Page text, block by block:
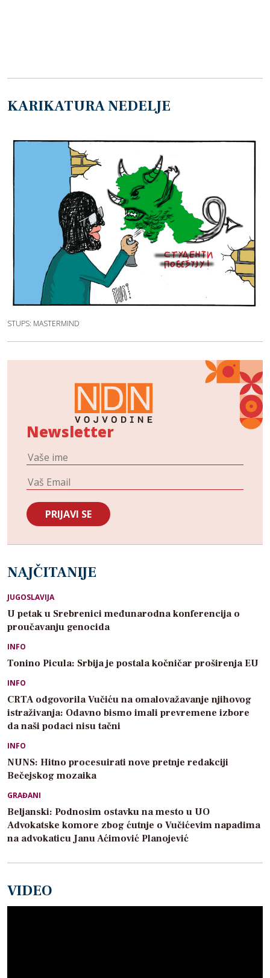
KARIKATURA NEDELJE
STUPS: MASTERMIND
Newsletter
NAJČITANIJE
JUGOSLAVIJA
U petak u Srebrenici međunarodna konferencija o
proučavanju genocida
INFO
Tonino Picula: Srbija je postala kočničar proširenja EU
INFO
CRTA odgovorila Vučiću na omalovažavanje njihovog
istraživanja: Odavno bismo imali prevremene izbore
da naši podaci nisu tačni
INFO
NUNS: Hitno procesuirati nove pretnje redakciji
Bečejskog mozaika
GRAĐANI
Beljanski: Podnosim ostavku na mesto u UO
Advokatske komore zbog ćutnje o Vučićevim napadima
na advokaticu Janu Aćimović Planojević
VIDEO